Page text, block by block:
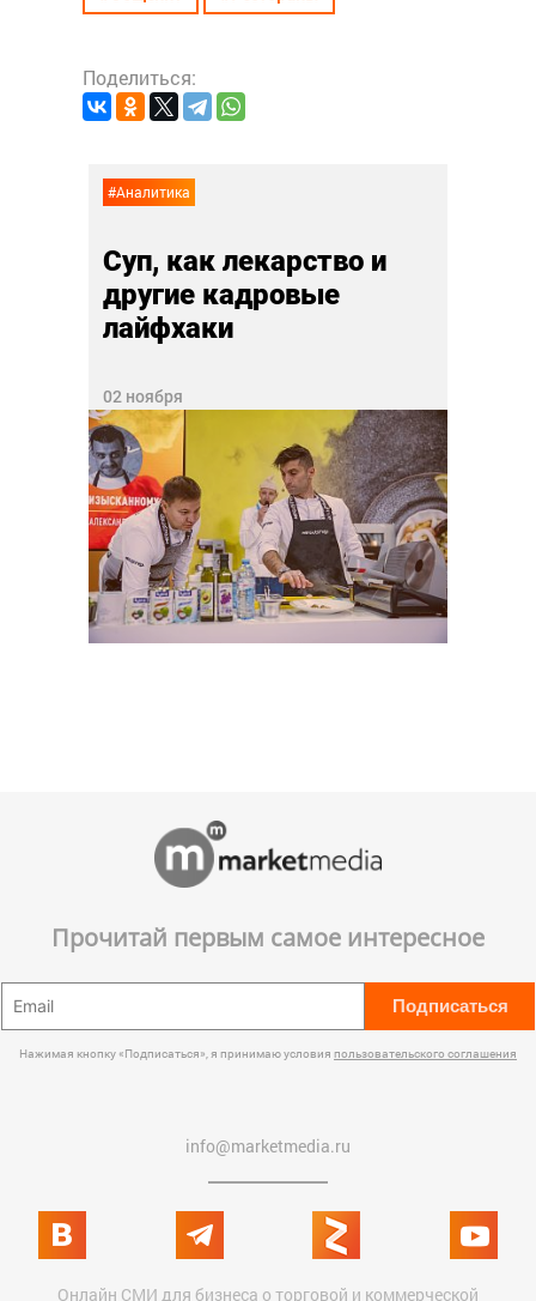
Поделиться:
#Аналитика
Суп, как лекарство и
другие кадровые
лайфхаки
02 ноября
Прочитай первым самое интересное
Подписаться
Нажимая кнопку «Подписаться», я принимаю условия пользовательского соглашения
info@marketmedia.ru
Онлайн СМИ для бизнеса о торговой и коммерческой